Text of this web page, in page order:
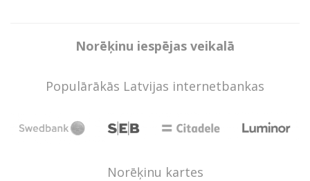
Norēķinu iespējas veikalā
Populārākās Latvijas internetbankas
Norēķinu kartes